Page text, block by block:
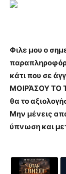
Φιλε μου ο
κάτι που σε
ΜΟΙΡΆΣΟΥ ΤΟ
θα το
Μην μένεις
ύπνωση και